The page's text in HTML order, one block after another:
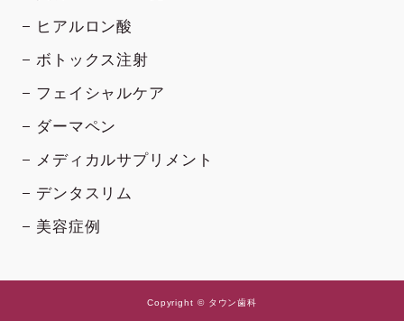
ヒアルロン酸
ボトックス注射
フェイシャルケア
ダーマペン
メディカルサプリメント
デンタスリム
美容症例
Copyright © タウン歯科